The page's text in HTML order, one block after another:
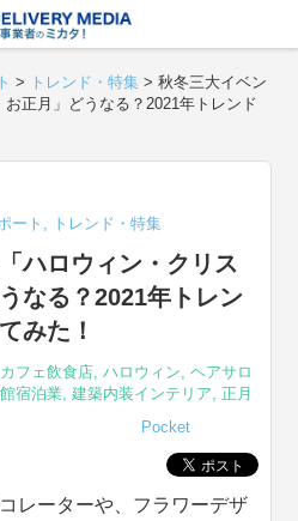
> トレンド・特集 >秋冬三大イベン
正月」どうなる？2021年トレンド
ート , トレンド・特集
ハロウィン・クリス
なる？2021年トレン
みた！
カフェ飲食店, ハロウィン, ヘアサロ
宿泊業, 建築内装インテリア, 正月
Pocket
レーターや、フラワーデザ